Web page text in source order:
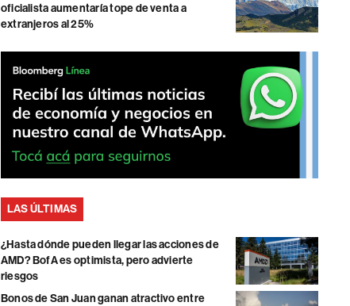
oficialista aumentaría tope de venta a
extranjeros al 25%
LAS ÚLTIMAS
¿Hasta dónde pueden llegar las acciones de
AMD? BofA es optimista, pero advierte
riesgos
Bonos de San Juan ganan atractivo entre